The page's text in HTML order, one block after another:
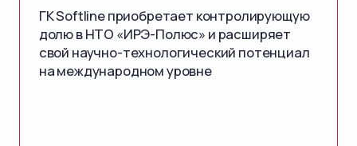
ГК Softline приобретает контролирующую
долю в НТО «ИРЭ-Полюс» и расширяет
свой научно-технологический потенциал
на международном уровне